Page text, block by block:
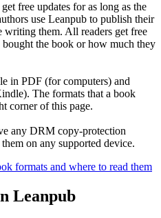
free updates for as long as the
use Leanpub to publish their
writing them. All readers get free
the book or how much they
in PDF (for computers) and
The formats that a book
corner of this page.
any DRM copy-protection
on any supported device.
formats and where to read them
Leanpub